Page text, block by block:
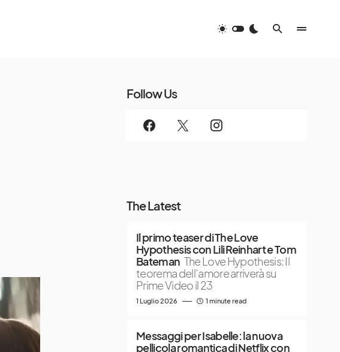
Follow Us
The Latest
Il primo teaser di The Love
Hypothesis con Lili Reinhart e Tom
Bateman The Love Hypothesis: Il
teorema dell’amore arriverà su
Prime Video il 23
1 Luglio 2026 1 minute read
Messaggi per Isabelle: la nuova
pellicola romantica di Netflix con